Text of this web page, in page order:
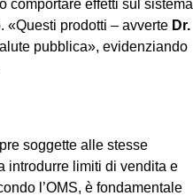
comportare effetti sul sistema
«Questi prodotti – avverte Dr.
pubblica», evidenziando
soggette alle stesse
introdurre limiti di vendita e
l’OMS, è fondamentale